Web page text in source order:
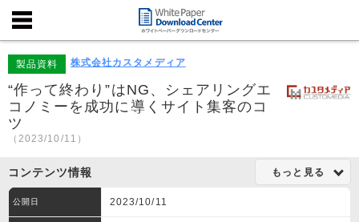
製品資料 株式会社カスタメディア
“作って終わり”はNG、シェアリングエ
コノミーを成功に導くサイト集客のコ
ツ
（2023/10/11）
コンテンツ情報 もっと見る
公開日 2023/10/11